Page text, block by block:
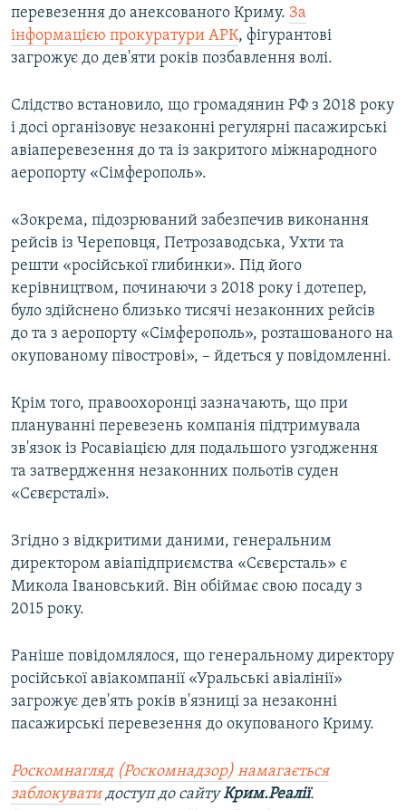
ВІДЕОУРОКИ «ELIFBE»
СВІДЧЕННЯ ОКУПАЦІЇ
ІНФОГРАФІКА
Русский
Qırımtatar
ДОЛУЧАЙСЯ!
перевезення до анексованого Криму. За
інформацією прокуратури АРК, фігурантові
загрожує до дев'яти років позбавлення волі.
Слідство встановило, що громадянин РФ з 2018 року
і досі організовує незаконні регулярні пасажирські
авіаперевезення до та із закритого міжнародного
аеропорту «Сімферополь».
«Зокрема, підозрюваний забезпечив виконання
рейсів із Череповця, Петрозаводська, Ухти та
решти «російської глибинки». Під його
керівництвом, починаючи з 2018 року і дотепер,
було здійснено близько тисячі незаконних рейсів
до та з аеропорту «Сімферополь», розташованого на
окупованому півострові», – йдеться у повідомленні.
Крім того, правоохоронці зазначають, що при
плануванні перевезень компанія підтримувала
зв'язок із Росавіацією для подальшого узгодження
та затвердження незаконних польотів суден
«Сєвєрсталі».
Згідно з відкритими даними, генеральним
директором авіапідприємства «Сєвєрсталь» є
Микола Івановський. Він обіймає свою посаду з
2015 року.
Раніше повідомлялося, що генеральному директору
російської авіакомпанії «Уральські авіалінії»
загрожує дев'ять років в'язниці за незаконні
пасажирські перевезення до окупованого Криму.
Роскомнагляд (Роскомнадзор) намагається
заблокуватидоступ до сайтуКрим.Реалії.